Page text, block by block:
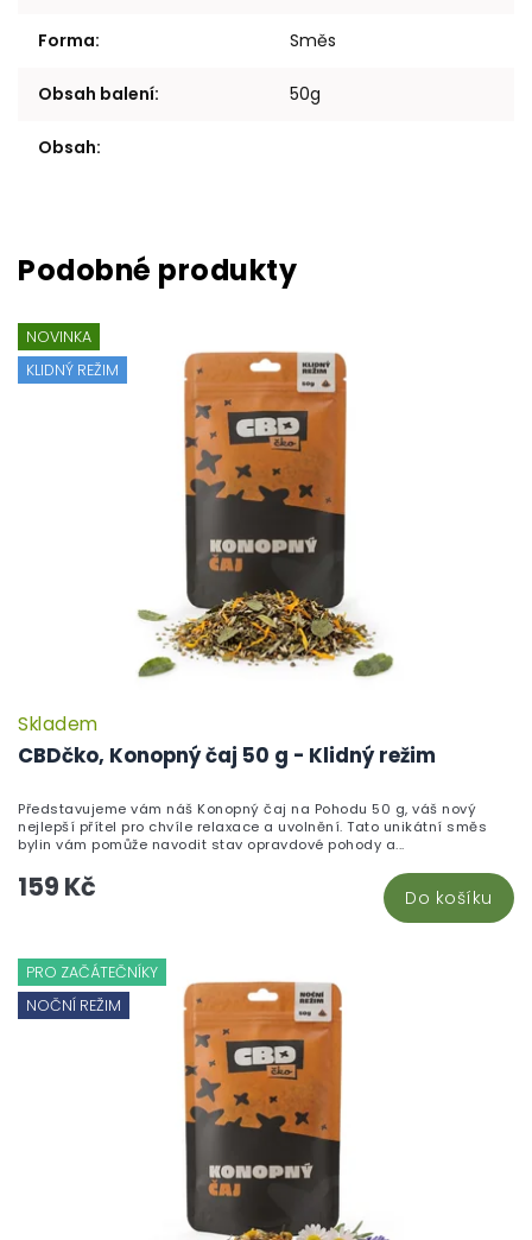
Forma: Směs
Obsah balení: 50g
Obsah:
NOVINKA
KLIDNÝ REŽIM
CBDčko, Konopný čaj 50 g - Klidný režim
Skladem
159 Kč Do košíku
Představujeme vám náš Konopný čaj na Pohodu 50 g, váš nový
nejlepší přítel pro chvíle relaxace a uvolnění. Tato unikátní směs
bylin vám pomůže navodit stav opravdové pohody a...
PRO ZAČÁTEČNÍKY
NOČNÍ REŽIM